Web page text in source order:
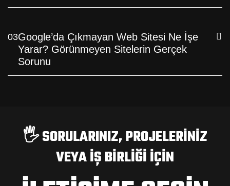
03Google’da Çıkmayan Web Sitesi Ne İşe
Yarar? Görünmeyen Sitelerin Gerçek
Sorunu
🖐️ SORULARINIZ, PROJELERINIZ
VEYA IŞ BIRLIĞI IÇIN